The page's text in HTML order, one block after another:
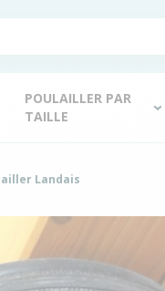
POULAILLER PAR
TAILLE
Landais